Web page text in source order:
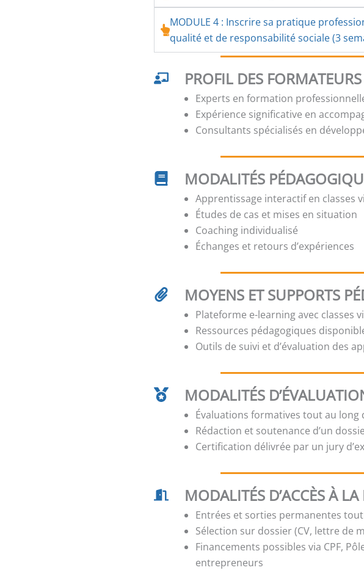
MODULE 4 : Inscrire sa pratique
qualité et de responsabilité sociale (3
PROFIL DES FORMATEURS
Experts en formation
Expérience significative en
Consultants spécialisés en
MODALITÉS
Apprentissage interactif en classes
Études de cas et mises en situation
Coaching individualisé
Échanges et retours d’expériences
MOYENS ET SUPPORTS
Plateforme e-learning avec classes
Ressources pédagogiques
Outils de suivi et d’évaluation des
MODALITÉS
Évaluations formatives tout au long
Rédaction et soutenance d’un
Certification délivrée par un jury
MODALITÉS D’ACCÈS À
Entrées et sorties permanentes tout
Sélection sur dossier (CV, lettre de
Financements possibles via CPF,
entrepreneurs